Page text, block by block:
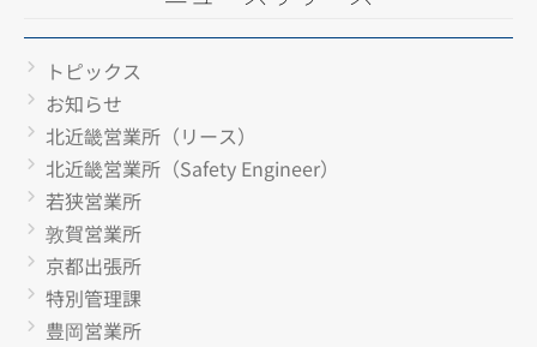
トピックス
お知らせ
北近畿営業所（リース）
北近畿営業所（Safety Engineer）
若狭営業所
敦賀営業所
京都出張所
特別管理課
豊岡営業所